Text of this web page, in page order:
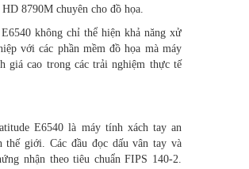
8790M chuyên cho đồ họa.
không chỉ thể hiện khả năng xử
với các phần mềm đồ họa mà máy
giá cao trong các trải nghiệm thực tế
E6540 là máy tính xách tay an
thế giới. Các đầu đọc dấu vân tay và
nhận theo tiêu chuẩn FIPS 140-2.